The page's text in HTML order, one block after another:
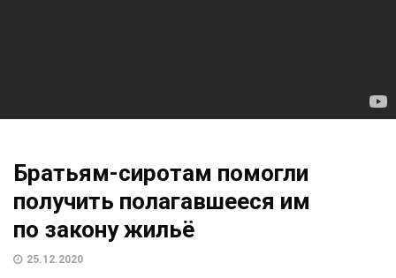
Братьям-сиротам помогли
получить полагавшееся им
по закону жильё
25.12.2020